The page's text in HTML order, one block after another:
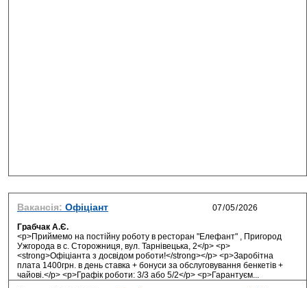
Вакансія: Офіціант
Грабчак А.Є.
<p>Приймемо на постійну роботу в ресторан "Елефант" , Пригород
Ужгорода в с. Сторожниця, вул. Тарнівецька, 2</p> <p>
<strong>Офіціанта з досвідом роботи!</strong></p> <p>Заробітна
плата 1400грн. в день ставка + бонуси за обслуговування бенкетів +
чайові.</p> <p>Графік роботи: 3/3 або 5/2</p> <p>Гарантуєм...